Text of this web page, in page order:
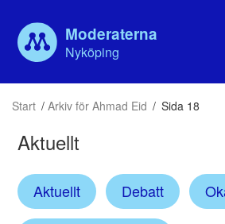
Moderaterna
Nyköping
Kommunfullmäktige
Nämnder
Bolagsstyrelser
Debatt
Start / Arkiv för Ahmad Eid / Sida 18
Aktuellt
Aktuellt Debatt